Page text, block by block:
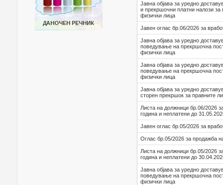
Јавна објава за уредно
и прекршочни платни налози за
физички лица
Јавен оглас бр.06/2026 за
Јавна објава за уредно
поведување на прекршочна
физички лица
Јавна објава за уредно
поведување на прекршочна
физички лица
Јавна објава за уредно
сторен прекршок за правните
Листа на должници бр.06/2026
година и неплатени до
Јавен оглас бр.05/2026 за
Оглас бр.05/2026 за продажба
Листа на должници бр.05/2026
година и неплатени до
Јавна објава за уредно
поведување на прекршочна
физички лица